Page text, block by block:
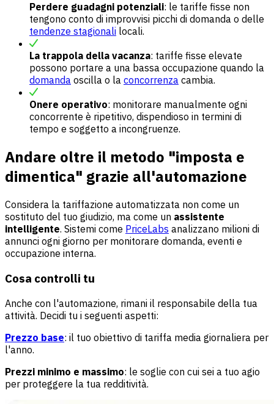
Perdere guadagni potenziali: le tariffe fisse non
tengono conto di improvvisi picchi di domanda o delle
tendenze stagionali locali.
La trappola della vacanza: tariffe fisse elevate
possono portare a una bassa occupazione quando la
domanda oscilla o la concorrenza cambia.
Onere operativo: monitorare manualmente ogni
concorrente è ripetitivo, dispendioso in termini di
tempo e soggetto a incongruenze.
Andare oltre il metodo "imposta e
dimentica" grazie all'automazione
Considera la tariffazione automatizzata non come un
sostituto del tuo giudizio, ma come un assistente
intelligente. Sistemi come PriceLabs analizzano milioni di
annunci ogni giorno per monitorare domanda, eventi e
occupazione interna.
Cosa controlli tu
Anche con l'automazione, rimani il responsabile della tua
attività. Decidi tu i seguenti aspetti:
Prezzo base: il tuo obiettivo di tariffa media giornaliera per
l'anno.
Prezzi minimo e massimo: le soglie con cui sei a tuo agio
per proteggere la tua redditività.